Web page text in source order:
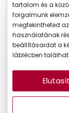
Ár:
A feltűntetett ár
tartalom és a
forgalmunk
megtekintheted
használatának
beállításaidat a
láblécben